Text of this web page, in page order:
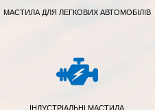
МАСТИЛА ДЛЯ ЛЕГКОВИХ АВТОМОБІЛІВ
ІНДУСТРІАЛЬНІ МАСТИЛА